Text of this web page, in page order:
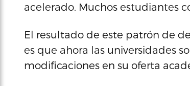
acelerado. Muchos estudiantes
El resultado de este patrón de
es que ahora las universidades
modificaciones en su oferta